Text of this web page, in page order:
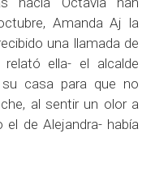
Amanda Aj la
una llamada de
ella- el alcalde
casa para que no
al sentir un olor a
de Alejandra- había